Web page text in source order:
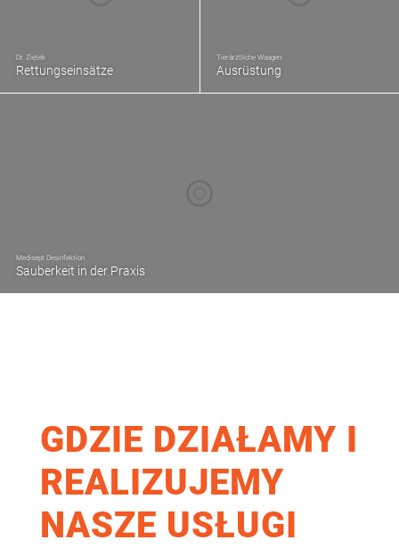
Medisept Desinfektion
Sauberkeit in der Praxis
Dr. Ziętek
Rettungseinsätze
Tierärztliche Waagen
Ausrüstung
GDZIE DZIAŁAMY I
REALIZUJEMY
NASZE USŁUGI